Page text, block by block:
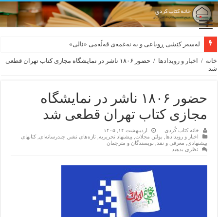
لەسەر کێشی ڕوباعی و به نەغمەی قەڵەمی «ئالی»
بورجە بێ دەلاقەکان نازانن دەرەوە چەند شەممەیە!
خانه / اخبار و رویدادها /
حضور ۱۸۰۶ ناشر در نمایشگاه مجازی کتاب تهران قطعی
شد
حضور ۱۸۰۶ ناشر در نمایشگاه
مجازی کتاب تهران قطعی شد
خانه کتاب کُردی
اردیبهشت ۱۴, ۱۴۰۵
اخبار و رویدادها
بولتن مجلات پیشنهاد تحریریه ,تازەهای نشر چندرسانه‌ای ,کتابهای
پیشنهادی
معرفی و نقد
نویسندگان و مترجمان
نظری بدهید